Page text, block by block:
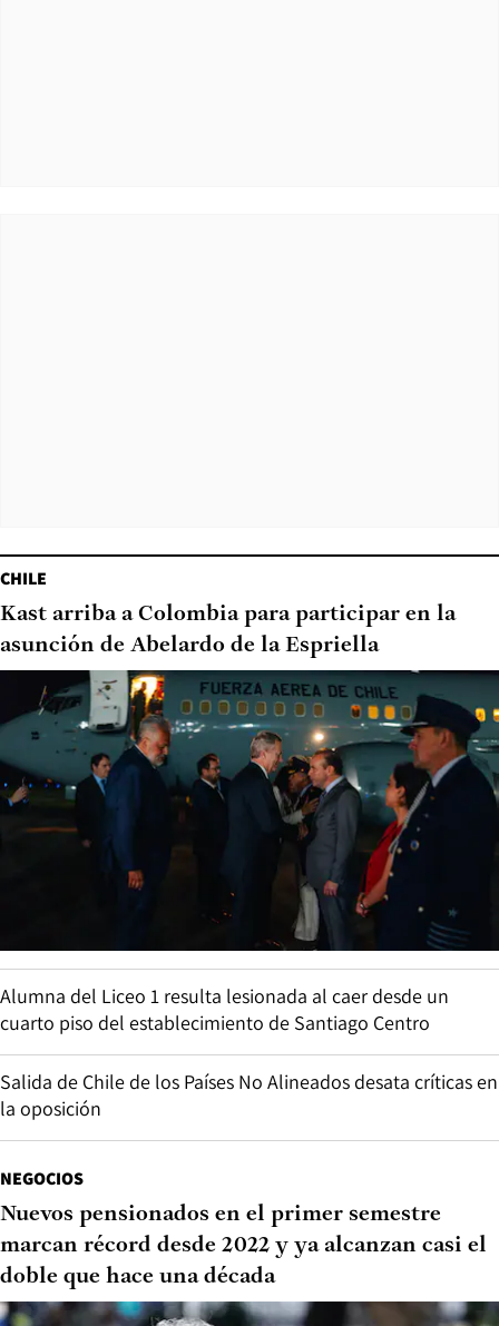
CHILE
Kast arriba a Colombia para participar en la
asunción de Abelardo de la Espriella
Alumna del Liceo 1 resulta lesionada al caer desde un
cuarto piso del establecimiento de Santiago Centro
Salida de Chile de los Países No Alineados desata críticas en
la oposición
NEGOCIOS
Nuevos pensionados en el primer semestre
marcan récord desde 2022 y ya alcanzan casi el
doble que hace una década